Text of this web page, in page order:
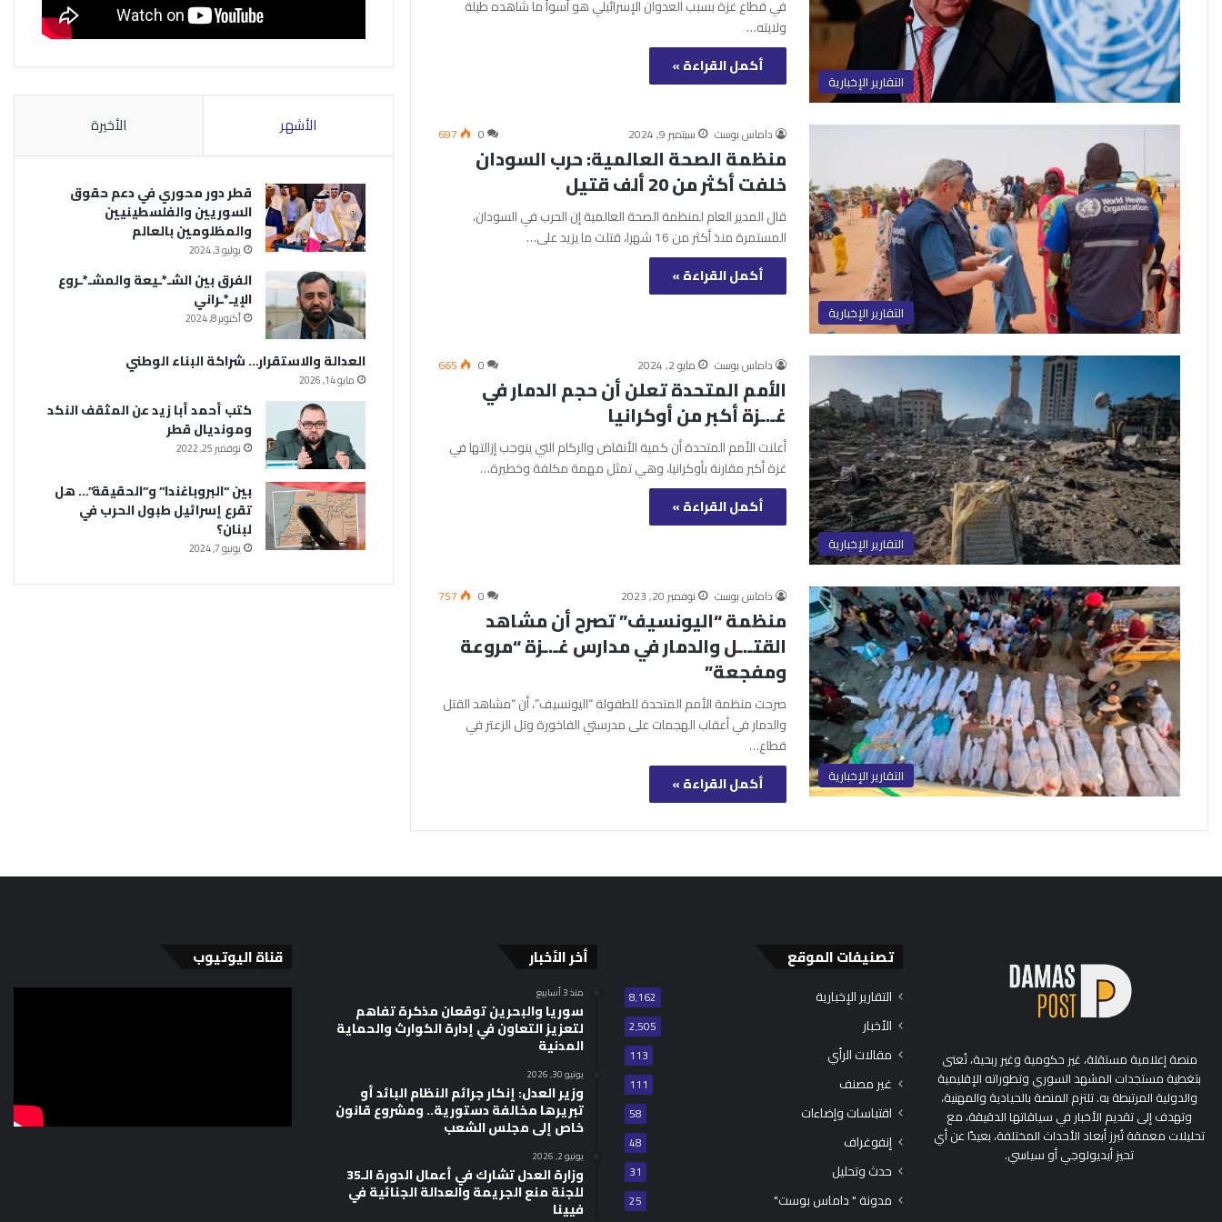
التقارير الإخبارية
في قطاع غزة بسبب العدوان الإسرائيلي هو أسوأ ما شاهده طيلة
ولايته…
أكمل القراءة »
التقارير الإخبارية
داماس بوست سبتمبر 9, 2024 0
697
منظمة الصحة العالمية: حرب السودان
خلفت أكثر من 20 ألف قتيل
قال المدير العام لمنظمة الصحة العالمية إن الحرب في السودان،
المستمرة منذ أكثر من 16 شهرا، قتلت ما يزيد على…
أكمل القراءة »
التقارير الإخبارية
داماس بوست مايو 2, 2024 0
665
الأمم المتحدة تعلن أن حجم الدمار في
غـ.ـزة أكبر من أوكرانيا
أعلنت الأمم المتحدة أن كمية الأنقاض والركام التي يتوجب إزالتها في
غزة أكبر مقارنة بأوكرانيا، وهي تمثل مهمة مكلفة وخطيرة…
أكمل القراءة »
التقارير الإخبارية
داماس بوست نوفمبر 20, 2023 0
757
منظمة “اليونسيف” تصرح أن مشاهد
القتـ.ـل والدمار في مدارس غـ.ـزة “مروعة
ومفجعة”
صرحت منظمة الأمم المتحدة للطفولة “اليونسيف”، أن “مشاهد القتل
والدمار في أعقاب الهجمات على مدرستي الفاخورة وتل الزعتر في
قطاع…
أكمل القراءة »
الأشهر الأخيرة
قطر دور محوري في دعم حقوق
السوريين والفلسطينيين
والمظلومين بالعالم
يوليو 3, 2024
الفرق بين الشـ*ـيعة والمشـ*ـروع
الإيـ*ـراني
أكتوبر 8, 2024
العدالة والاستقرار… شراكة البناء الوطني
مايو 14, 2026
كتب أحمد أبا زيد عن المثقف النكد
ومونديال قطر
نوفمبر 25, 2022
بين “البروباغندا” و”الحقيقة”… هل
تقرع إسرائيل طبول الحرب في
لبنان؟
يونيو 7, 2024
منصة إعلامية مستقلة، غير حكومية وغير ربحية، تُعنى
بتغطية مستجدات المشهد السوري وتطوراته الإقليمية
والدولية المرتبطة به. تلتزم المنصة بالحيادية والمهنية،
وتهدف إلى تقديم الأخبار في سياقاتها الدقيقة، مع
تحليلات معمقة تُبرز أبعاد الأحداث المختلفة، بعيدًا عن أي
تحيز أيديولوجي أو سياسي.
تصنيفات الموقع
التقارير الإخبارية 8٬162
الأخبار 2٬505
مقالات الرأي 113
غير مصنف 111
اقتباسات وإضاءات 58
إنفوغراف 48
حدث وتحليل 31
مدونة " داماس بوست" 25
أخر الأخبار
منذ 3 أسابيع
سوريا والبحرين توقعان مذكرة تفاهم
لتعزيز التعاون في إدارة الكوارث والحماية
المدنية
يونيو 30, 2026
وزير العدل: إنكار جرائم النظام البائد أو
تبريرها مخالفة دستورية.. ومشروع قانون
خاص إلى مجلس الشعب
يونيو 2, 2026
وزارة العدل تشارك في أعمال الدورة الـ35
للجنة منع الجريمة والعدالة الجنائية في
فيينا
قناة اليوتيوب